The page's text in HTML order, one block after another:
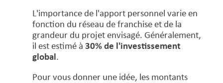
L'importance de l'apport personnel varie en
fonction du réseau de franchise et de la
grandeur du projet envisagé. Généralement,
il est estimé à 30% de l'investissement
global.
Pour vous donner une idée, les montants